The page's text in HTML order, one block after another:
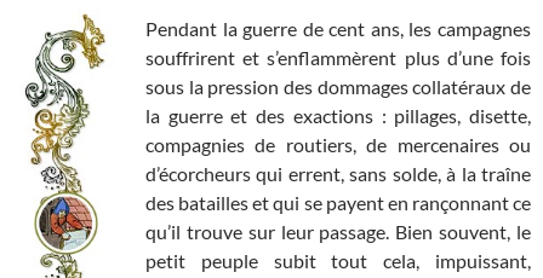
Pendant la guerre de cent ans, les campagnes
souffrirent et s’enflammèrent plus d’une fois
sous la pression des dommages collatéraux de
la guerre et des exactions : pillages, disette,
compagnies de routiers, de mercenaires ou
d’écorcheurs qui errent, sans solde, à la traîne
des batailles et qui se payent en rançonnant ce
qu’il trouve sur leur passage. Bien souvent, le
petit peuple subit tout cela, impuissant,